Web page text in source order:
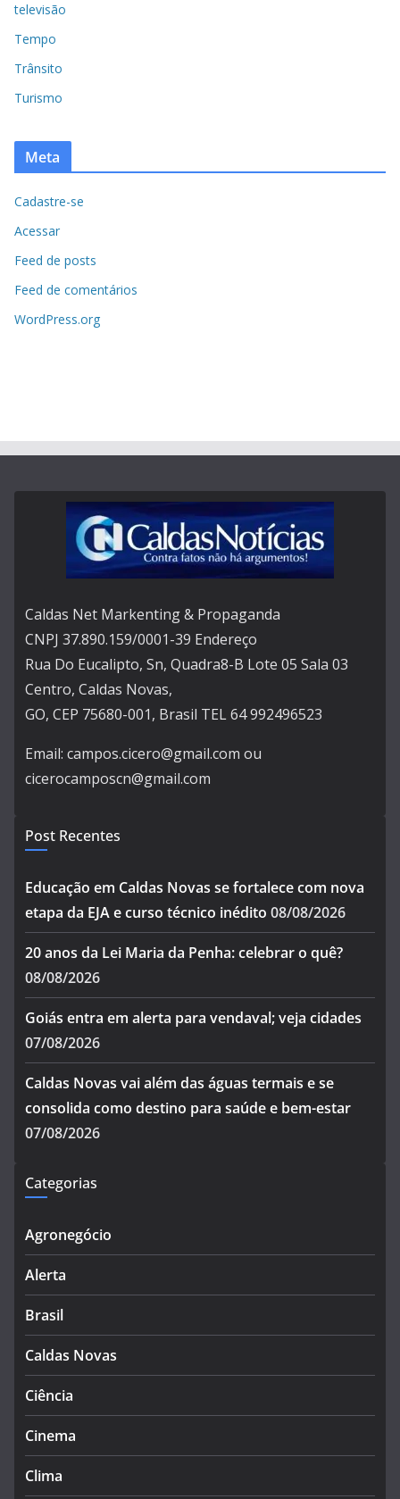
televisão
Tempo
Trânsito
Turismo
Meta
Cadastre-se
Acessar
Feed de posts
Feed de comentários
WordPress.org
Caldas Net Markenting & Propaganda
CNPJ 37.890.159/0001-39 Endereço
Rua Do Eucalipto, Sn, Quadra8-B Lote 05 Sala 03
Centro, Caldas Novas,
GO, CEP 75680-001, Brasil TEL 64 992496523
Email: campos.cicero@gmail.com ou
cicerocamposcn@gmail.com
Post Recentes
Educação em Caldas Novas se fortalece com nova
etapa da EJA e curso técnico inédito 08/08/2026
20 anos da Lei Maria da Penha: celebrar o quê?
08/08/2026
Goiás entra em alerta para vendaval; veja cidades
07/08/2026
Caldas Novas vai além das águas termais e se
consolida como destino para saúde e bem-estar
07/08/2026
Categorias
Agronegócio
Alerta
Brasil
Caldas Novas
Ciência
Cinema
Clima